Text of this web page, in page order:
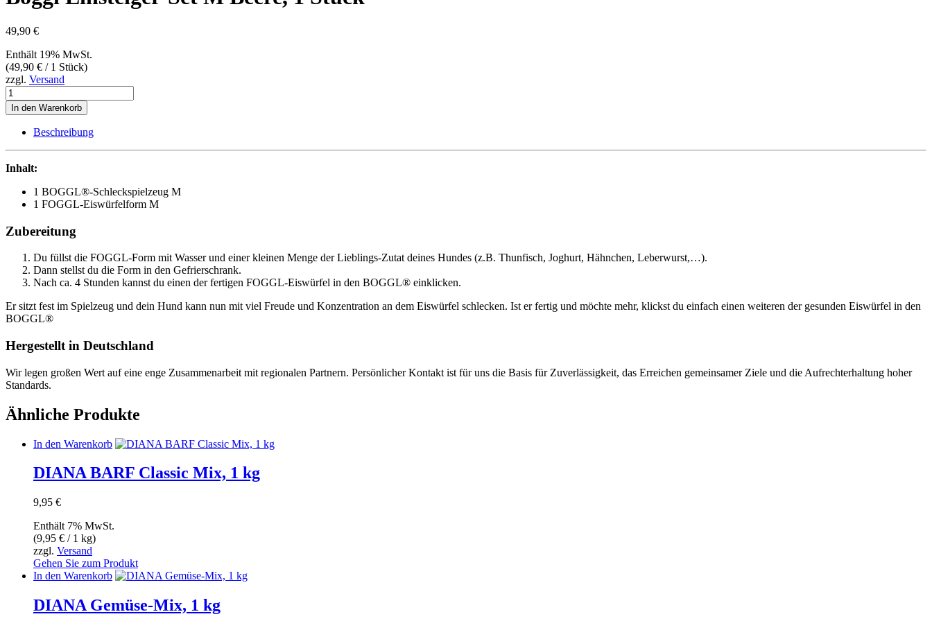
49,90 €
Enthält 19% MwSt.
(49,90 € / 1 Stück)
zzgl. Versand
Boggl
Einsteiger-
Set
1
Stück
In den Warenkorb
Beschreibung
Inhalt:
1 BOGGL®-Schleckspielzeug M
1 FOGGL-Eiswürfelform M
Zubereitung
Du füllst die FOGGL-Form mit Wasser und einer kleinen Menge der Lieblings-Zutat deines Hundes (z.B. Thunfisch, Joghurt, Hähnchen, Leberwurst,…).
Dann stellst du die Form in den Gefrierschrank.
Nach ca. 4 Stunden kannst du einen der fertigen FOGGL-Eiswürfel in den BOGGL® einklicken.
Er sitzt fest im Spielzeug und dein Hund kann nun mit viel Freude und Konzentration an dem Eiswürfel schlecken. Ist er fertig und möchte mehr, klickst du einfach einen weiteren der gesunden Eiswürfel in den
BOGGL®
Hergestellt in Deutschland
Wir legen großen Wert auf eine enge Zusammenarbeit mit regionalen Partnern. Persönlicher Kontakt ist für uns die Basis für Zuverlässigkeit, das Erreichen gemeinsamer Ziele und die Aufrechterhaltung hoher
Standards.
Ähnliche Produkte
In den Warenkorb
DIANA BARF Classic Mix, 1 kg
9,95 €
Enthält 7% MwSt.
(9,95 € / 1 kg)
zzgl. Versand
Gehen Sie zum Produkt
In den Warenkorb
DIANA Gemüse-Mix, 1 kg